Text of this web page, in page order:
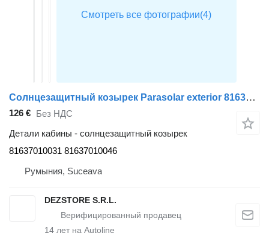
Солнцезащитный козырек Parasolar exterior 81637010031 для тягача MAN TGS
126 € Без НДС
Детали кабины - солнцезащитный козырек
81637010031 81637010046
Румыния, Suceava
DEZSTORE S.R.L.
14 лет на Autoline